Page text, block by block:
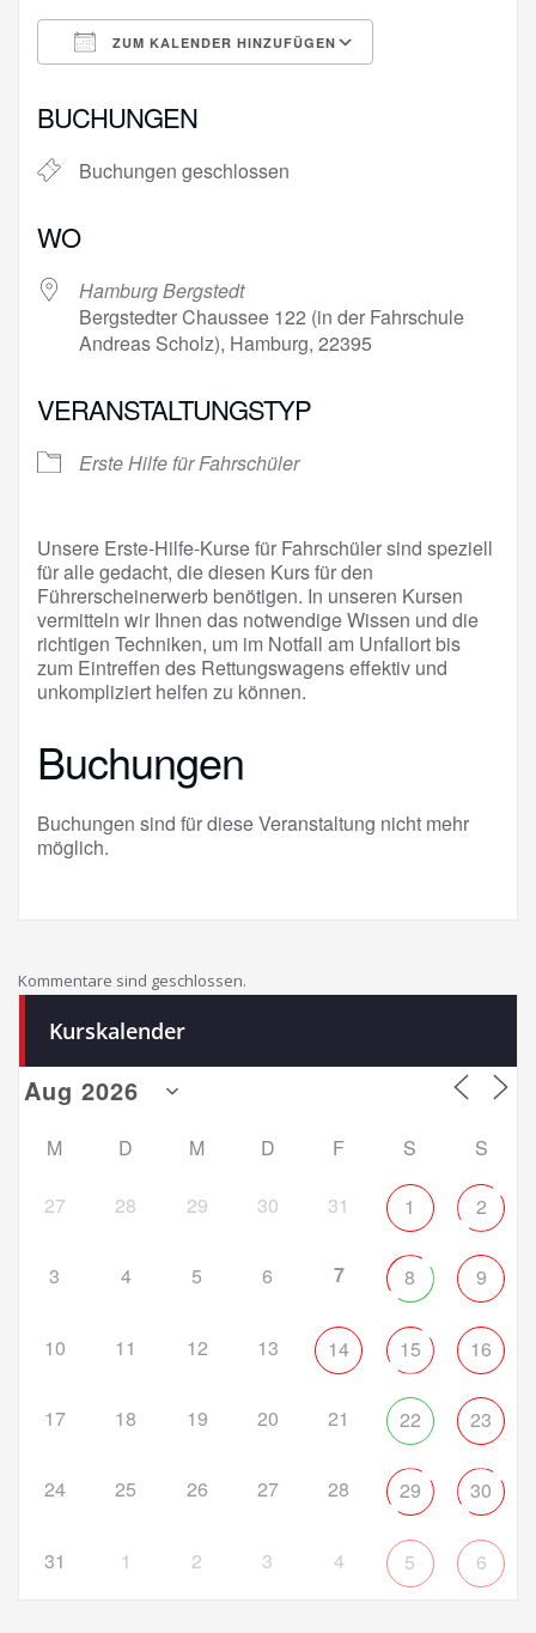
ZUM KALENDER HINZUFÜGEN
BUCHUNGEN
Buchungen geschlossen
WO
Hamburg Bergstedt
Bergstedter Chaussee 122 (in der Fahrschule
Andreas Scholz), Hamburg, 22395
VERANSTALTUNGSTYP
Erste Hilfe für Fahrschüler
Unsere Erste-Hilfe-Kurse für Fahrschüler sind speziell
für alle gedacht, die diesen Kurs für den
Führerscheinerwerb benötigen. In unseren Kursen
vermitteln wir Ihnen das notwendige Wissen und die
richtigen Techniken, um im Notfall am Unfallort bis
zum Eintreffen des Rettungswagens effektiv und
unkompliziert helfen zu können.
Buchungen
Buchungen sind für diese Veranstaltung nicht mehr
möglich.
Kommentare sind geschlossen.
Kurskalender
M D M D F S S
27 28 29 30 31 1 2
3 4 5 6 7 8 9
10 11 12 13 14 15 16
17 18 19 20 21 22 23
24 25 26 27 28 29 30
31 1 2 3 4 5 6